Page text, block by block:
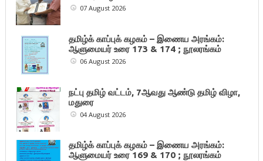
07 August 2026
தமிழ்க் காப்புக் கழகம் – இணைய அரங்கம்:
ஆளுமையர் உரை 173 & 174 ; நூலரங்கம்
06 August 2026
நட்பு தமிழ் வட்டம், 7ஆவது ஆண்டு தமிழ் விழா,
மதுரை
04 August 2026
தமிழ்க் காப்புக் கழகம் – இணைய அரங்கம்:
ஆளுமையர் உரை 169 & 170 ; நூலரங்கம்